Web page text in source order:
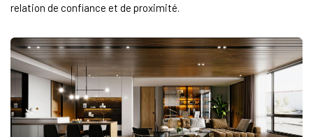
relation de confiance et de proximité.